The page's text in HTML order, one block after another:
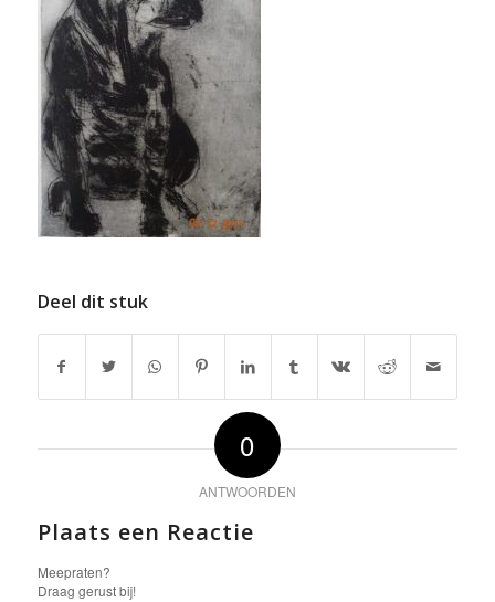
Deel dit stuk
0
ANTWOORDEN
Plaats een Reactie
Meepraten?
Draag gerust bij!